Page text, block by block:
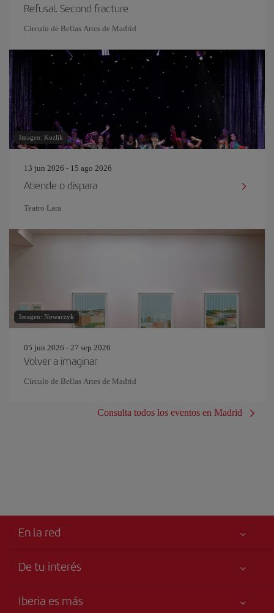
Refusal. Second fracture
Círculo de Bellas Artes de Madrid
Imagen: Kozlik
13 jun 2026 - 15 ago 2026
Atiende o dispara
Teatro Lara
Imagen: Nowaczyk
05 jun 2026 - 27 sep 2026
Volver a imaginar
Círculo de Bellas Artes de Madrid
Consulta todos los eventos en Madrid
En la red
De tu interés
Accesibilidad
Iberia es más